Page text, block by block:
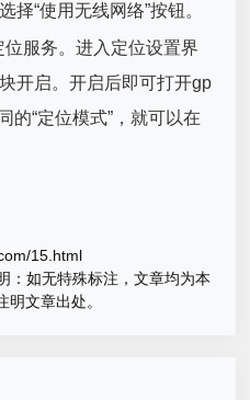
择“使用无线网络”按钮。
服务。进入定位设置界
开启。开启后即可打开gp
的“定位模式”，就可以在
15.html
：如无特殊标注，文章均为本
文章出处。